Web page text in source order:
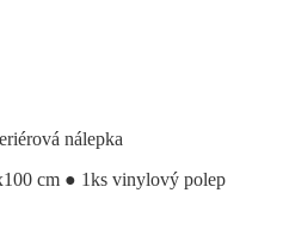
nálepka
cm ● 1ks vinylový polep